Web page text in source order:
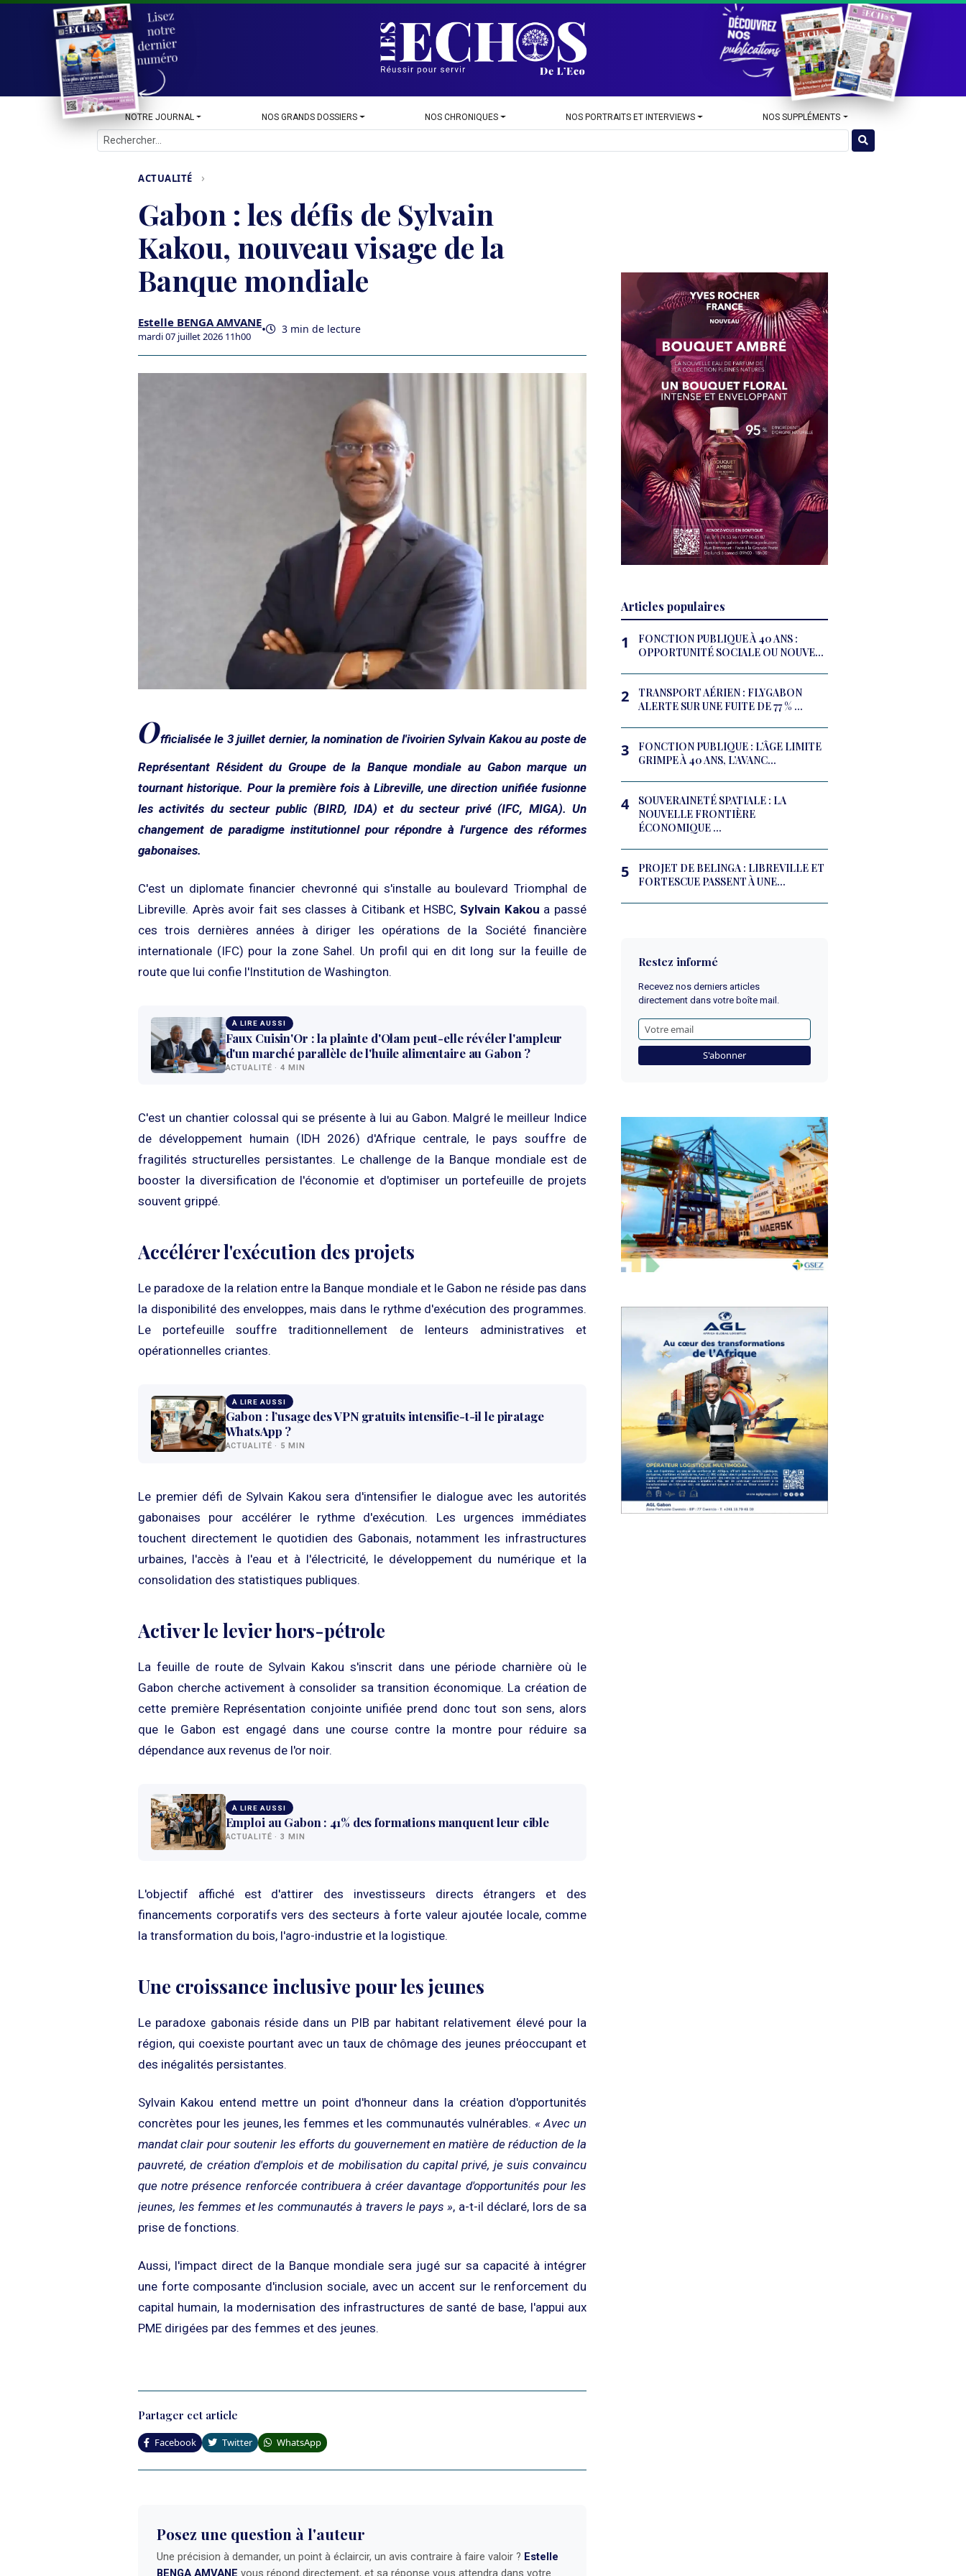
NOTRE JOURNAL NOS GRANDS DOSSIERS NOS CHRONIQUES NOS PORTRAITS ET INTERVIEWS NOS SUPPLÉMENTS
ACTUALITÉ ›
Gabon : les défis de Sylvain
Kakou, nouveau visage de la
Banque mondiale
Estelle BENGA AMVANE
mardi 07 juillet 2026 11h00 • 3 min de lecture
Officialisée le 3 juillet dernier, la nomination de l'ivoirien Sylvain Kakou au poste de
Représentant Résident du Groupe de la Banque mondiale au Gabon marque un
tournant historique. Pour la première fois à Libreville, une direction unifiée fusionne
les activités du secteur public (BIRD, IDA) et du secteur privé (IFC, MIGA). Un
changement de paradigme institutionnel pour répondre à l'urgence des réformes
gabonaises.
C'est un diplomate financier chevronné qui s'installe au boulevard Triomphal de
Libreville. Après avoir fait ses classes à Citibank et HSBC, Sylvain Kakou a passé
ces trois dernières années à diriger les opérations de la Société financière
internationale (IFC) pour la zone Sahel. Un profil qui en dit long sur la feuille de
route que lui confie l'Institution de Washington.
À LIRE AUSSI
Faux Cuisin'Or : la plainte d'Olam peut-elle révéler l'ampleur
d'un marché parallèle de l'huile alimentaire au Gabon ?
ACTUALITÉ · 4 MIN
C'est un chantier colossal qui se présente à lui au Gabon. Malgré le meilleur Indice
de développement humain (IDH 2026) d'Afrique centrale, le pays souffre de
fragilités structurelles persistantes. Le challenge de la Banque mondiale est de
booster la diversification de l'économie et d'optimiser un portefeuille de projets
souvent grippé.
Accélérer l'exécution des projets
Le paradoxe de la relation entre la Banque mondiale et le Gabon ne réside pas dans
la disponibilité des enveloppes, mais dans le rythme d'exécution des programmes.
Le portefeuille souffre traditionnellement de lenteurs administratives et
opérationnelles criantes.
À LIRE AUSSI
Gabon : l’usage des VPN gratuits intensifie-t-il le piratage
WhatsApp ?
ACTUALITÉ · 5 MIN
Le premier défi de Sylvain Kakou sera d'intensifier le dialogue avec les autorités
gabonaises pour accélérer le rythme d'exécution. Les urgences immédiates
touchent directement le quotidien des Gabonais, notamment les infrastructures
urbaines, l'accès à l'eau et à l'électricité, le développement du numérique et la
consolidation des statistiques publiques.
Activer le levier hors-pétrole
La feuille de route de Sylvain Kakou s'inscrit dans une période charnière où le
Gabon cherche activement à consolider sa transition économique. La création de
cette première Représentation conjointe unifiée prend donc tout son sens, alors
que le Gabon est engagé dans une course contre la montre pour réduire sa
dépendance aux revenus de l'or noir.
À LIRE AUSSI
Emploi au Gabon : 41% des formations manquent leur cible
ACTUALITÉ · 3 MIN
L'objectif affiché est d'attirer des investisseurs directs étrangers et des
financements corporatifs vers des secteurs à forte valeur ajoutée locale, comme
la transformation du bois, l'agro-industrie et la logistique.
Une croissance inclusive pour les jeunes
Le paradoxe gabonais réside dans un PIB par habitant relativement élevé pour la
région, qui coexiste pourtant avec un taux de chômage des jeunes préoccupant et
des inégalités persistantes.
Sylvain Kakou entend mettre un point d'honneur dans la création d'opportunités
concrètes pour les jeunes, les femmes et les communautés vulnérables. « Avec un
mandat clair pour soutenir les efforts du gouvernement en matière de réduction de la
pauvreté, de création d'emplois et de mobilisation du capital privé, je suis convaincu
que notre présence renforcée contribuera à créer davantage d'opportunités pour les
jeunes, les femmes et les communautés à travers le pays », a-t-il déclaré, lors de sa
prise de fonctions.
Aussi, l'impact direct de la Banque mondiale sera jugé sur sa capacité à intégrer
une forte composante d'inclusion sociale, avec un accent sur le renforcement du
capital humain, la modernisation des infrastructures de santé de base, l'appui aux
PME dirigées par des femmes et des jeunes.
Partager cet article
Facebook Twitter WhatsApp
Posez une question à l'auteur
Une précision à demander, un point à éclaircir, un avis contraire à faire valoir ? Estelle
BENGA AMVANE vous répond directement, et sa réponse vous attendra dans votre
Articles populaires
1
FONCTION PUBLIQUE À 40 ANS :
OPPORTUNITÉ SOCIALE OU NOUVE...
2
TRANSPORT AÉRIEN : FLYGABON
ALERTE SUR UNE FUITE DE 77 % ...
3
FONCTION PUBLIQUE : L’ÂGE LIMITE
GRIMPE À 40 ANS, L’AVANC...
4
SOUVERAINETÉ SPATIALE : LA
NOUVELLE FRONTIÈRE
ÉCONOMIQUE ...
5
PROJET DE BELINGA : LIBREVILLE ET
FORTESCUE PASSENT À UNE...
Restez informé
Recevez nos derniers articles
directement dans votre boîte mail.
S'abonner